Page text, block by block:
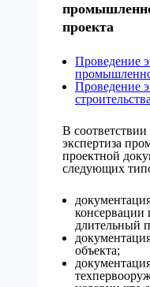
проекта
Проведение
Проведение
строительства
В
экспертиза
проектной
следующих
консервации
длительный
объекта;